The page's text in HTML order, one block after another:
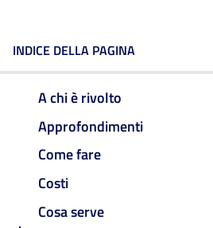
INDICE DELLA PAGINA
A chi è rivolto
Approfondimenti
Come fare
Costi
Cosa serve